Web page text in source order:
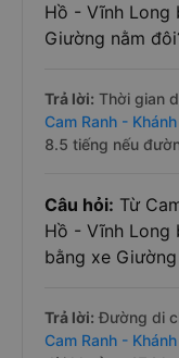
Hồ - Vĩnh Long
Giường nằm
Trả lời: Thời gian
Cam Ranh -
8.5 tiếng nếu
Câu hỏi: Từ
Hồ - Vĩnh Long
bằng xe
Trả lời: Đường di
Cam Ranh -